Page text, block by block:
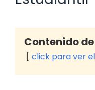
Contenido
click para ver